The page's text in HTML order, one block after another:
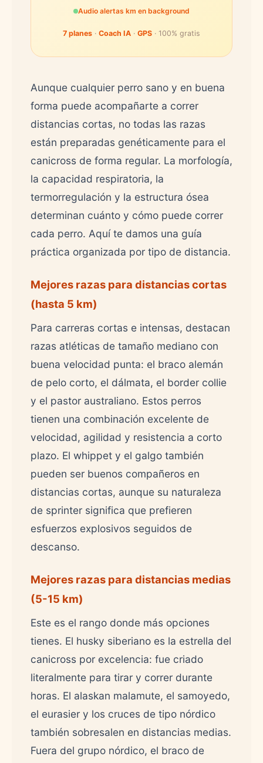
Audio alertas km en background
7 planes · Coach IA · GPS · 100% gratis
Aunque cualquier perro sano y en buena
forma puede acompañarte a correr
distancias cortas, no todas las razas
están preparadas genéticamente para el
canicross de forma regular. La morfología,
la capacidad respiratoria, la
termorregulación y la estructura ósea
determinan cuánto y cómo puede correr
cada perro. Aquí te damos una guía
práctica organizada por tipo de distancia.
Mejores razas para distancias cortas
(hasta 5 km)
Para carreras cortas e intensas, destacan
razas atléticas de tamaño mediano con
buena velocidad punta: el braco alemán
de pelo corto, el dálmata, el border collie
y el pastor australiano. Estos perros
tienen una combinación excelente de
velocidad, agilidad y resistencia a corto
plazo. El whippet y el galgo también
pueden ser buenos compañeros en
distancias cortas, aunque su naturaleza
de sprinter significa que prefieren
esfuerzos explosivos seguidos de
descanso.
Mejores razas para distancias medias
(5-15 km)
Este es el rango donde más opciones
tienes. El husky siberiano es la estrella del
canicross por excelencia: fue criado
literalmente para tirar y correr durante
horas. El alaskan malamute, el samoyedo,
el eurasier y los cruces de tipo nórdico
también sobresalen en distancias medias.
Fuera del grupo nórdico, el braco de